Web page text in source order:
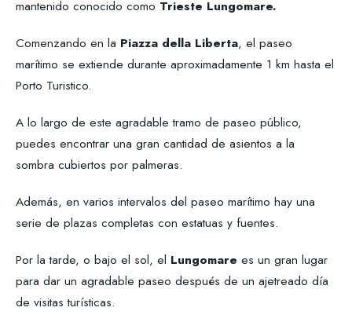
mantenido conocido como Trieste Lungomare.
Comenzando en la Piazza della Liberta, el paseo
marítimo se extiende durante aproximadamente 1 km hasta el
Porto Turistico.
A lo largo de este agradable tramo de paseo público,
puedes encontrar una gran cantidad de asientos a la
sombra cubiertos por palmeras.
Además, en varios intervalos del paseo marítimo hay una
serie de plazas completas con estatuas y fuentes.
Por la tarde, o bajo el sol, el Lungomare es un gran lugar
para dar un agradable paseo después de un ajetreado día
de visitas turísticas.